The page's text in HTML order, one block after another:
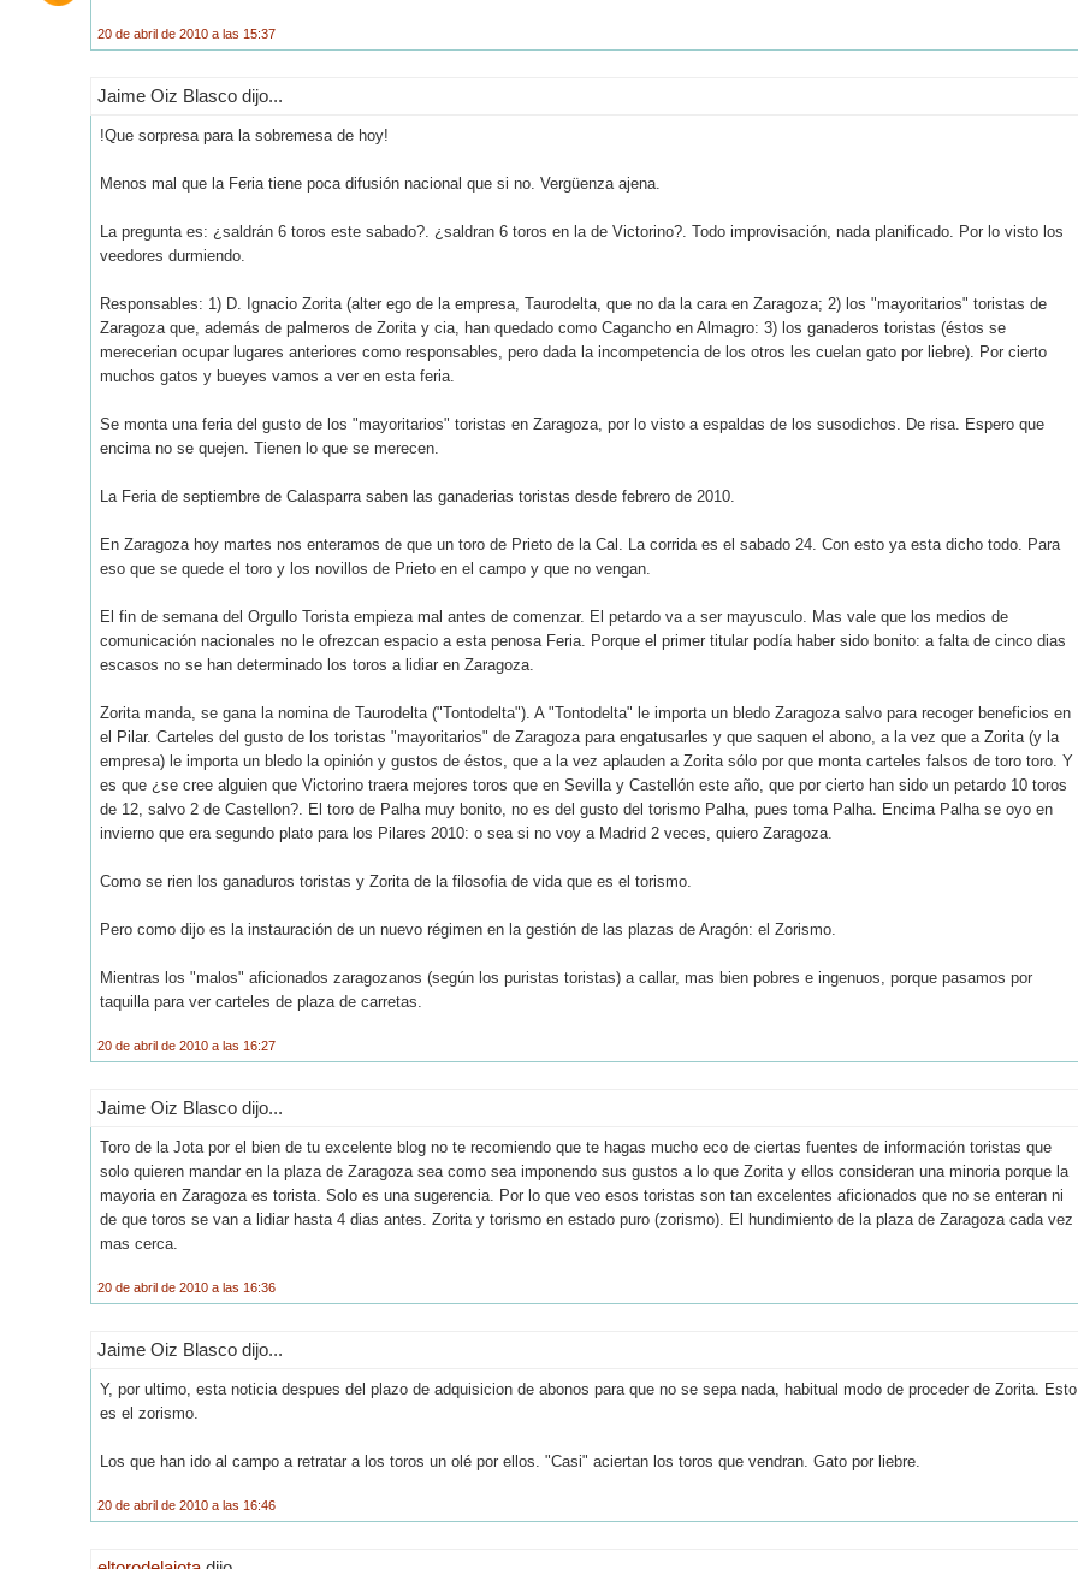
20 de abril de 2010 a las 15:37
Jaime Oiz Blasco dijo...
!Que sorpresa para la sobremesa de hoy!
Menos mal que la Feria tiene poca difusión nacional que si no. Vergüenza ajena.
La pregunta es: ¿saldrán 6 toros este sabado?. ¿saldran 6 toros en la de Victorino?. Todo improvisación, nada planificado. Por lo visto los
veedores durmiendo.
Responsables: 1) D. Ignacio Zorita (alter ego de la empresa, Taurodelta, que no da la cara en Zaragoza; 2) los "mayoritarios" toristas de
Zaragoza que, además de palmeros de Zorita y cia, han quedado como Cagancho en Almagro: 3) los ganaderos toristas (éstos se
merecerian ocupar lugares anteriores como responsables, pero dada la incompetencia de los otros les cuelan gato por liebre). Por cierto
muchos gatos y bueyes vamos a ver en esta feria.
Se monta una feria del gusto de los "mayoritarios" toristas en Zaragoza, por lo visto a espaldas de los susodichos. De risa. Espero que
encima no se quejen. Tienen lo que se merecen.
La Feria de septiembre de Calasparra saben las ganaderias toristas desde febrero de 2010.
En Zaragoza hoy martes nos enteramos de que un toro de Prieto de la Cal. La corrida es el sabado 24. Con esto ya esta dicho todo. Para
eso que se quede el toro y los novillos de Prieto en el campo y que no vengan.
El fin de semana del Orgullo Torista empieza mal antes de comenzar. El petardo va a ser mayusculo. Mas vale que los medios de
comunicación nacionales no le ofrezcan espacio a esta penosa Feria. Porque el primer titular podía haber sido bonito: a falta de cinco dias
escasos no se han determinado los toros a lidiar en Zaragoza.
Zorita manda, se gana la nomina de Taurodelta ("Tontodelta"). A "Tontodelta" le importa un bledo Zaragoza salvo para recoger beneficios en
el Pilar. Carteles del gusto de los toristas "mayoritarios" de Zaragoza para engatusarles y que saquen el abono, a la vez que a Zorita (y la
empresa) le importa un bledo la opinión y gustos de éstos, que a la vez aplauden a Zorita sólo por que monta carteles falsos de toro toro. Y
es que ¿se cree alguien que Victorino traera mejores toros que en Sevilla y Castellón este año, que por cierto han sido un petardo 10 toros
de 12, salvo 2 de Castellon?. El toro de Palha muy bonito, no es del gusto del torismo Palha, pues toma Palha. Encima Palha se oyo en
invierno que era segundo plato para los Pilares 2010: o sea si no voy a Madrid 2 veces, quiero Zaragoza.
Como se rien los ganaduros toristas y Zorita de la filosofia de vida que es el torismo.
Pero como dijo es la instauración de un nuevo régimen en la gestión de las plazas de Aragón: el Zorismo.
Mientras los "malos" aficionados zaragozanos (según los puristas toristas) a callar, mas bien pobres e ingenuos, porque pasamos por
taquilla para ver carteles de plaza de carretas.
20 de abril de 2010 a las 16:27
Jaime Oiz Blasco dijo...
Toro de la Jota por el bien de tu excelente blog no te recomiendo que te hagas mucho eco de ciertas fuentes de información toristas que
solo quieren mandar en la plaza de Zaragoza sea como sea imponendo sus gustos a lo que Zorita y ellos consideran una minoria porque la
mayoria en Zaragoza es torista. Solo es una sugerencia. Por lo que veo esos toristas son tan excelentes aficionados que no se enteran ni
de que toros se van a lidiar hasta 4 dias antes. Zorita y torismo en estado puro (zorismo). El hundimiento de la plaza de Zaragoza cada vez
mas cerca.
20 de abril de 2010 a las 16:36
Jaime Oiz Blasco dijo...
Y, por ultimo, esta noticia despues del plazo de adquisicion de abonos para que no se sepa nada, habitual modo de proceder de Zorita. Esto
es el zorismo.
Los que han ido al campo a retratar a los toros un olé por ellos. "Casi" aciertan los toros que vendran. Gato por liebre.
20 de abril de 2010 a las 16:46